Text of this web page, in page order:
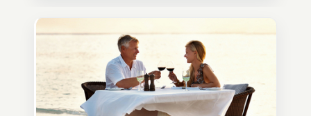
tranquilamente hasta el complejo
turístico.